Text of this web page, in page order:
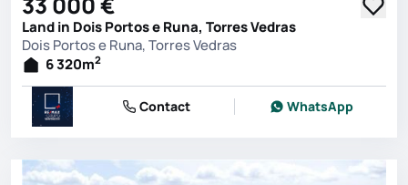
Land in Dois Portos e Runa, Torres Vedras
Dois Portos e Runa, Torres Vedras
6 320m2
Contact WhatsApp